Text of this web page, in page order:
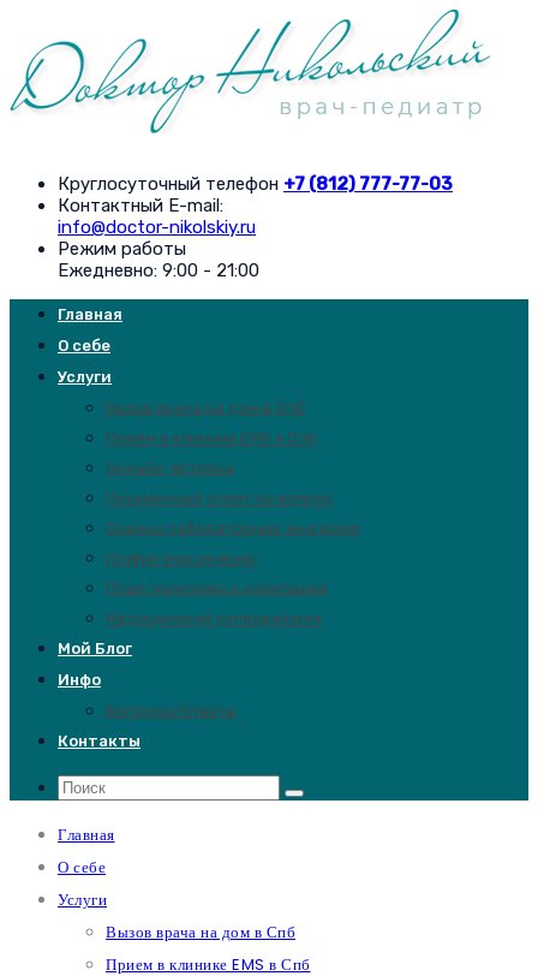
Круглосуточный телефон +7 (812) 777-77-03
Контактный E-mail:
info@doctor-nikolskiy.ru
Режим работы
Ежедневно: 9:00 - 21:00
Главная
О себе
Услуги
Вызов врача на дом в Спб
Прием в клинике EMS в Спб
Онлайн-встреча
Письменный ответ на вопрос
Оценка лабораторных анализов
График вакцинации
План прикорма и кормления
Медицинский супервайзинг
Мой Блог
Инфо
Вопросы/Ответы
Контакты
Главная
О себе
Услуги
Вызов врача на дом в Спб
Прием в клинике EMS в Спб